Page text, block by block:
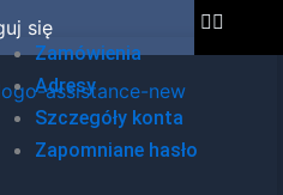
się
Zamówienia
Adresy
Szczegóły konta
Zapomniane hasło